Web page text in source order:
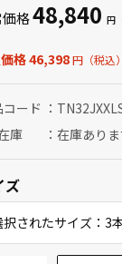
格48,840
格 46,398
コード
庫
在庫ありま
ズ
択されたサイズ：3